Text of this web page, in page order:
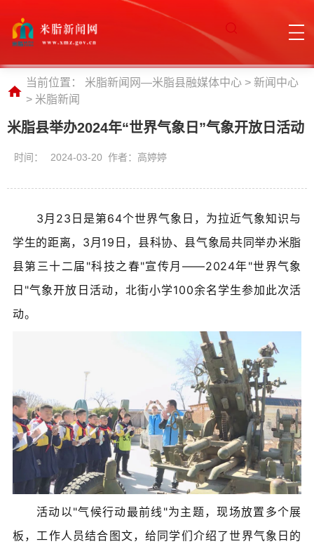
当前位置： 米脂新闻网—米脂县融媒体中心 > 新闻中心
> 米脂新闻
米脂县举办2024年“世界气象日”气象开放日活动
时间： 2024-03-20 作者：高婷婷
​3月23日是第64个世界气象日，为拉近气象知识与
学生的距离，3月19日， 县科协、 县气象局共同举办米脂
县第三十二届"科技之春"宣传月——2024年"世界气象
日"气象开放日活动，北街小学100余名学生参加此次活
动。
活动以"气候行动最前线"为主题，现场放置多个展
板，工作人员结合图文，给同学们介绍了世界气象日的